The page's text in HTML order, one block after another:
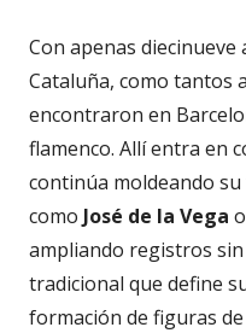
Con apenas
Cataluña, como tantos
encontraron en
flamenco. Allí entra en
continúa moldeando
como José de la Vega o
ampliando registros
tradicional que define
formación de figuras